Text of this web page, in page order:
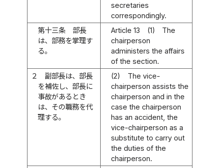
secretaries
correspondingly.
第十三条
部長
は、部務を掌理す
る。
Article 13 (1)
The
chairperson
administers the affairs
of the section.
２
副部長は、部長
を補佐し、部長に
事故があるとき
は、その職務を代
理する。
(2)
The vice-
chairperson assists the
chairperson and in the
case the chairperson
has an accident, the
vice-chairperson as a
substitute to carry out
the duties of the
chairperson.